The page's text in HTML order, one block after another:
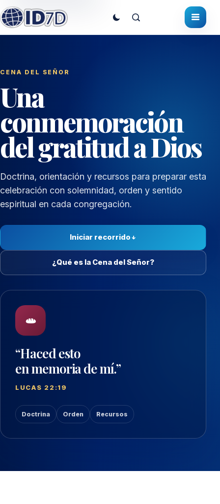
CENA DEL SEÑOR
Una
conmemoración
del gratitud a Dios
Doctrina, orientación y recursos para preparar esta
celebración con solemnidad, orden y sentido
espiritual en cada congregación.
Iniciar recorrido
¿Qué es la Cena del Señor?
“Haced esto
en memoria de mí.”
LUCAS 22:19
Doctrina Orden Recursos